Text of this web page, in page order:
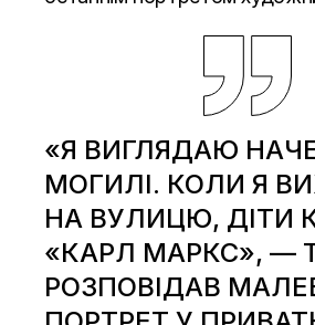
«Я ВИГЛЯДАЮ
МОГИЛІ. КОЛИ Я
НА ВУЛИЦЮ, ДІТИ
«КАРЛ МАРКС», —
РОЗПОВІДАВ